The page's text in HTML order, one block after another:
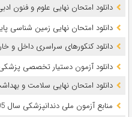
دانلود امتحان نهایی علوم و فنون ادبی 3 پایه دوازدهم تیر
دانلود امتحان نهایی زمین شناسی پایه
دانلود کنکورهای سراسری داخل و خارج از
دانلود آزمون دستیار تخصصی پزشکی سال 1405 +
دانلود امتحان نهایی سلامت و بهداشت پایه
ﻣﻨﺎﺑﻊ آزﻣﻮن ﻣﻠﯽ دندانپزشکی سال 1405 (دوره های 25 و 26)